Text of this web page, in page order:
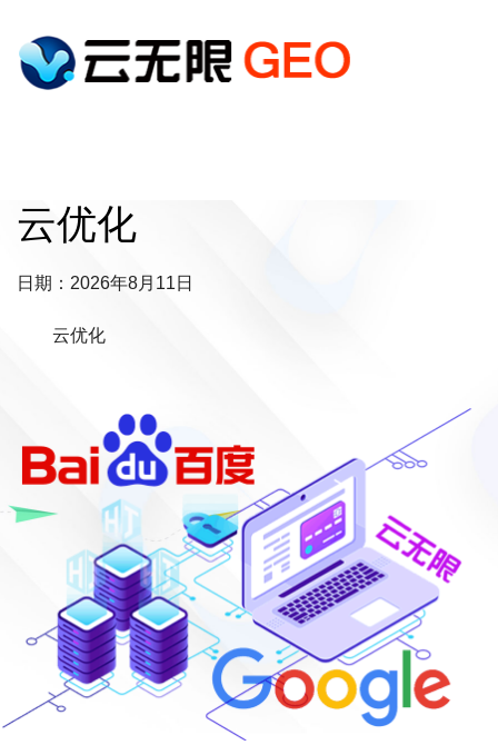
云优化
日期：2026年8月11日
云优化